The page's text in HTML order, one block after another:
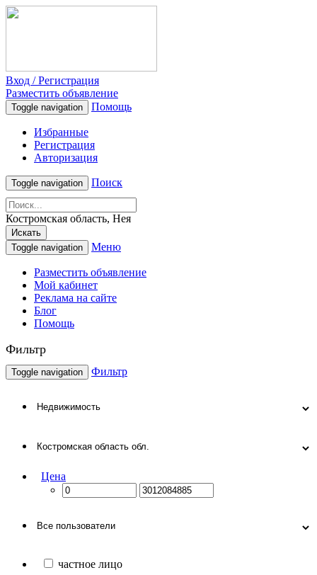
Вход / Регистрация
Разместить объявление
Toggle navigation Помощь
Избранные
Регистрация
Авторизация
Toggle navigation Поиск
Костромская область, Нея
Искать
Toggle navigation
Меню
Разместить объявление
Мой кабинет
Реклама на сайте
Блог
Помощь
Фильтр
Toggle navigation Фильтр
Цена
частное лицо